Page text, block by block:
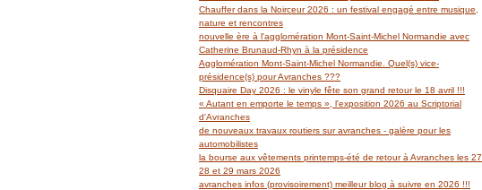
Janvier(14)
Février(19)
Janvier(14)
Mars(29)
Février(18)
Janvier(13)
Avril(27)
Mars(62)
Février(39)
Janvier(5)
Mai(14)
Avril(6)
Mars(6)
Février(2)
Janvier(3)
Chauffer dans la Noirceur 2026 : un festival engagé entre musique,
nature et rencontres
nouvelle ère à l'agglomération Mont-Saint-Michel Normandie avec
Catherine Brunaud-Rhyn à la présidence
Agglomération Mont-Saint-Michel Normandie. Quel(s) vice-
présidence(s) pour Avranches ???
Disquaire Day 2026 : le vinyle fête son grand retour le 18 avril !!!
« Autant en emporte le temps », l'exposition 2026 au Scriptorial
d'Avranches
de nouveaux travaux routiers sur avranches - galère pour les
automobilistes
la bourse aux vêtements printemps-été de retour à Avranches les 27,
28 et 29 mars 2026
avranches infos (provisoirement) meilleur blog à suivre en 2026 !!!